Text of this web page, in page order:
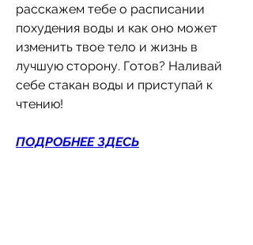
расскажем тебе о расписании
похудения воды и как оно может
изменить твое тело и жизнь в
лучшую сторону. Готов? Наливай
себе стакан воды и приступай к
чтению!
ПОДРОБНЕЕ ЗДЕСЬ